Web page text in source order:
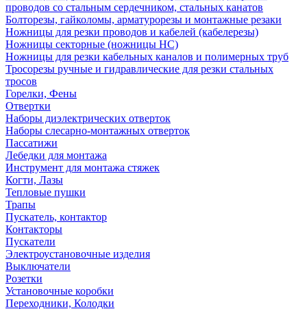
проводов со стальным сердечником, стальных канатов
Болторезы, гайколомы, арматурорезы и монтажные резаки
Ножницы для резки проводов и кабелей (кабелерезы)
Ножницы секторные (ножницы НС)
Ножницы для резки кабельных каналов и полимерных труб
Тросорезы ручные и гидравлические для резки стальных
тросов
Горелки, Фены
Отвертки
Наборы диэлектрических отверток
Наборы слесарно-монтажных отверток
Пассатижи
Лебедки для монтажа
Инструмент для монтажа стяжек
Когти, Лазы
Тепловые пушки
Трапы
Пускатель, контактор
Контакторы
Пускатели
Электроустановочные изделия
Выключатели
Розетки
Установочные коробки
Переходники, Колодки